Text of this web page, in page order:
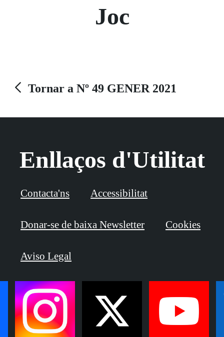
Joc
Tornar a Nº 49 GENER 2021
Enllaços d'Utilitat
Contacta'ns Accessibilitat
Donar-se de baixa Newsletter Cookies
Aviso Legal